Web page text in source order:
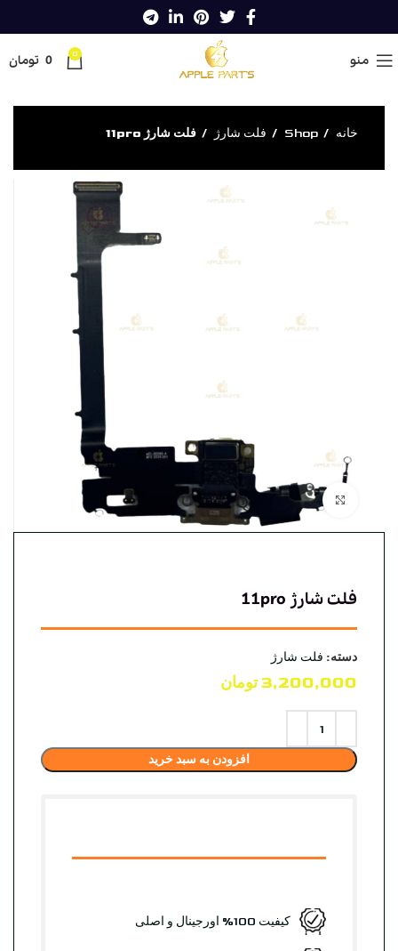
منو 0
0 تومان
خانه Shop فلت شارژ فلت شارژ 11pro
بزرگنمایی تصویر
فلت شارژ 11pro
دسته: فلت شارژ
3,200,000تومان
افزودن به سبد خرید
کیفیت 100% اورجینال و اصلی